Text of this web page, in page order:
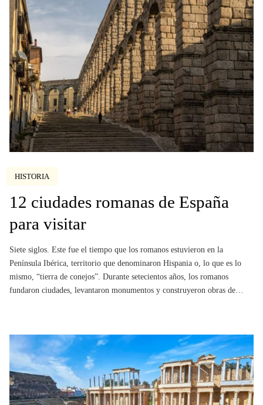
HISTORIA
12 ciudades romanas de España
para visitar
Siete siglos. Este fue el tiempo que los romanos estuvieron en la
Península Ibérica, territorio que denominaron Hispania o, lo que es lo
mismo, “tierra de conejos”. Durante setecientos años, los romanos
fundaron ciudades, levantaron monumentos y construyeron obras de…